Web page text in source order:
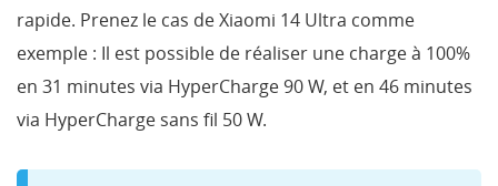
rapide. Prenez le cas de Xiaomi 14 Ultra comme
exemple : Il est possible de réaliser une charge à 100%
en 31 minutes via HyperCharge 90 W, et en 46 minutes
via HyperCharge sans fil 50 W.